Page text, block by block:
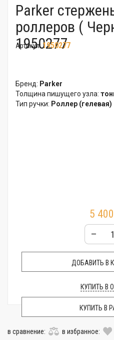
Parker
роллеров (
1950277
Артикул:1950277
Бренд: Parker
Толщина пишущего узла:
Тип ручки: Роллер (гелевая)
5
–
ДОБАВИТЬ В
КУПИТЬ В
КУПИТЬ В
в сравнение: в избранное: